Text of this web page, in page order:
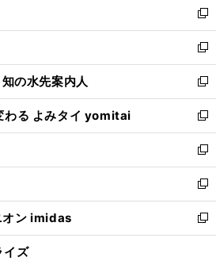
く
で
開
く
ド
ウ
で
開
く
い
ウ
ィ
ン
ド
ウ
で
開
く
新
し
い
ウ
ィ
ン
ド
ウ
で
開
く
新
し
い
ウ
ィ
ン
ド
ウ
で
開
く
の水先案内人
新
し
い
ウ
ィ
ン
ド
ウ
で
開
わる よみタイ yomitai
新
し
い
ウ
ィ
ン
ド
ウ
新
し
い
ウ
ィ
ン
新
し
い
ウ
オン imidas
新
し
イズ